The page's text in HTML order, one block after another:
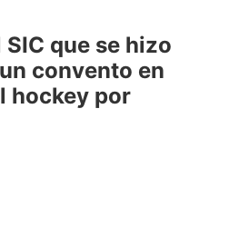
que se hizo
convento en
hockey por